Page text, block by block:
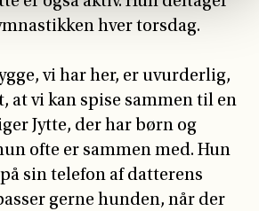
hver torsdag.
vi har her, er uvurderlig,
at vi kan spise sammen til en
Jytte, der har børn og
ofte er sammen med. Hun
sin telefon af datterens
gerne hunden, når der